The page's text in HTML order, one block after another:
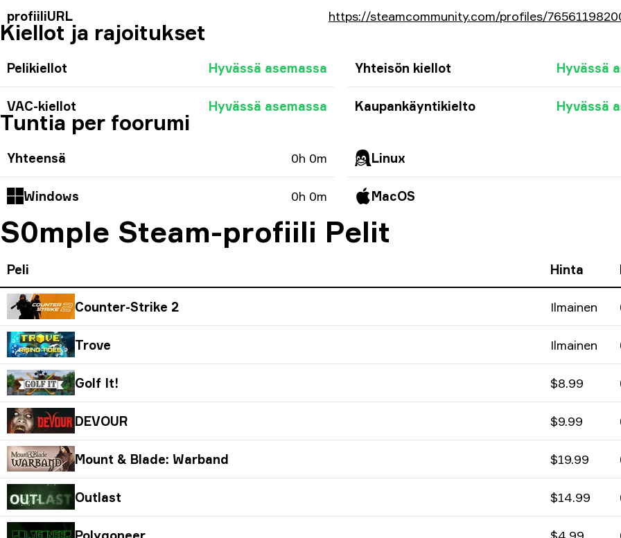
profiiliURL https://steamcommunity.com/profiles/
Kiellot ja rajoitukset
Pelikiellot Hyvässä asemassa Yhteisön kiellot Hyvässä
VAC-kiellot Hyvässä asemassa Kaupankäyntikielto Hyvässä
Tuntia per foorumi
Yhteensä 0h 0m Linux
Windows 0h 0m MacOS
S0mple Steam-profiili Pelit
Peli Hinta
Counter-Strike 2 Ilmainen
Trove Ilmainen
Golf It! $8.99
DEVOUR $9.99
Mount & Blade: Warband $19.99
Outlast $14.99
Polygoneer